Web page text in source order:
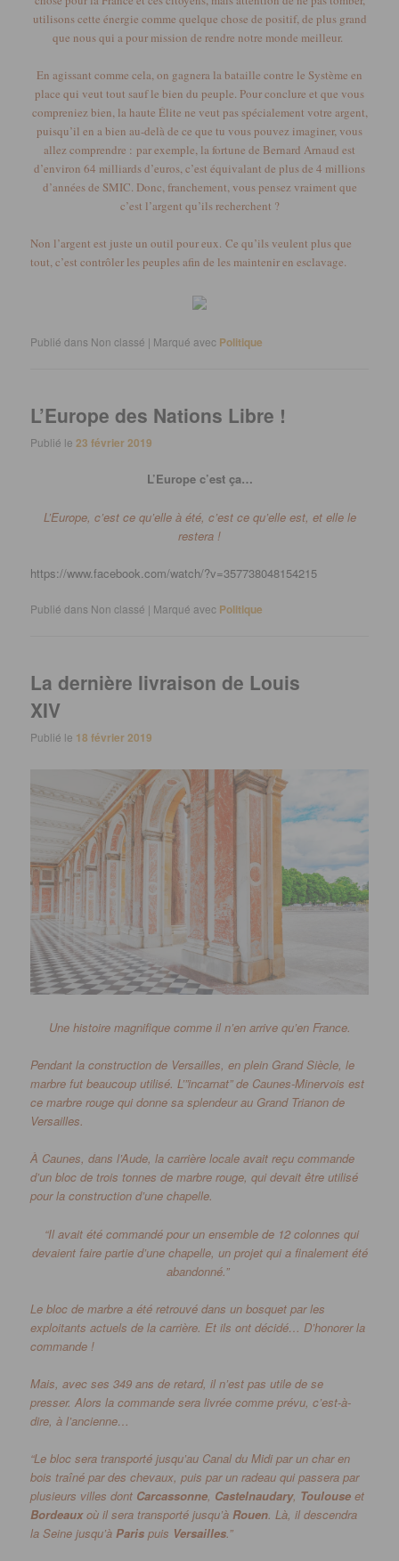
utilisons cette énergie comme quelque chose de positif, de plus grand
que nous qui a pour mission de rendre notre monde meilleur.
En agissant comme cela, on gagnera la bataille contre le Système en
place qui veut tout sauf le bien du peuple. Pour conclure et que vous
compreniez bien, la haute Élite ne veut pas spécialement votre argent,
puisqu’il en a bien au-delà de ce que tu vous pouvez imaginer, vous
allez comprendre : par exemple, la fortune de Bernard Arnaud est
d’environ 64 milliards d’euros, c’est équivalant de plus de 4 millions
d’années de SMIC. Donc, franchement, vous pensez vraiment que
c’est l’argent qu’ils recherchent ?
Non l’argent est juste un outil pour eux. Ce qu’ils veulent plus que
tout, c’est contrôler les peuples afin de les maintenir en esclavage.
Publié dans Non classé | Marqué avec Politique
L’Europe des Nations Libre !
Publié le23 février 2019
L’Europe c’est ça…
L’Europe, c’est ce qu’elle à été, c’est ce qu’elle est, et elle le
restera !
https://www.facebook.com/watch/?v=357738048154215
Publié dans Non classé | Marqué avec Politique
La dernière livraison de Louis
XIV
Publié le 18 février 2019
Une histoire magnifique comme il n’en arrive qu’en France.
Pendant la construction de Versailles, en plein Grand Siècle, le
marbre fut beaucoup utilisé. L’”incarnat” de Caunes-Minervois est
ce marbre rouge qui donne sa splendeur au Grand Trianon de
Versailles.
À Caunes, dans l’Aude, la carrière locale avait reçu commande
d’un bloc de trois tonnes de marbre rouge, qui devait être utilisé
pour la construction d’une chapelle.
“Il avait été commandé pour un ensemble de 12 colonnes qui
devaient faire partie d’une chapelle, un projet qui a finalement été
abandonné.”
Le bloc de marbre a été retrouvé dans un bosquet par les
exploitants actuels de la carrière. Et ils ont décidé… D’honorer la
commande !
Mais, avec ses 349 ans de retard, il n’est pas utile de se
presser. Alors la commande sera livrée comme prévu, c’est-à-
dire, à l’ancienne…
“Le bloc sera transporté jusqu’au Canal du Midi par un char en
bois traîné par des chevaux, puis par un radeau qui passera par
plusieurs villes dont Carcassonne, Castelnaudary, Toulouse et
Bordeauxoù il sera transporté jusqu’àRouen. Là, il descendra
la Seine jusqu’àParis puis Versailles.”